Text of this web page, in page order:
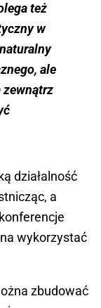
też
w
ale
zewnątrz
działalność
a
wykorzystać
zbudować